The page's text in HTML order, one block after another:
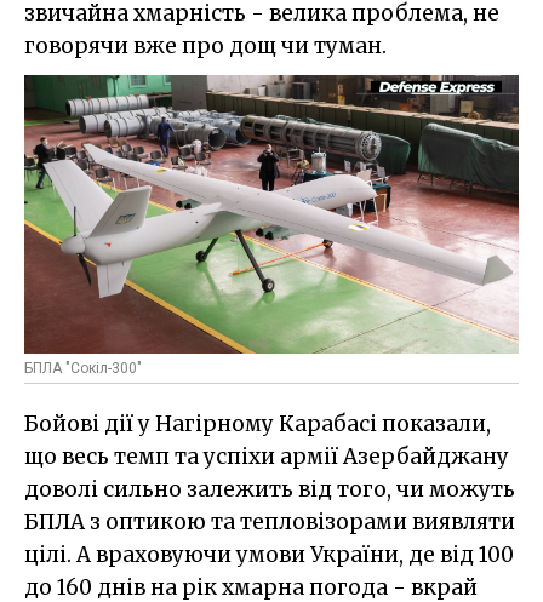
звичайна хмарність - велика проблема, не
говорячи вже про дощ чи туман.
БПЛА "Сокіл-300"
Бойові дії у Нагірному Карабасі показали,
що весь темп та успіхи армії Азербайджану
доволі сильно залежить від того, чи можуть
БПЛА з оптикою та тепловізорами виявляти
цілі. А враховуючи умови України, де від 100
до 160 днів на рік хмарна погода - вкрай